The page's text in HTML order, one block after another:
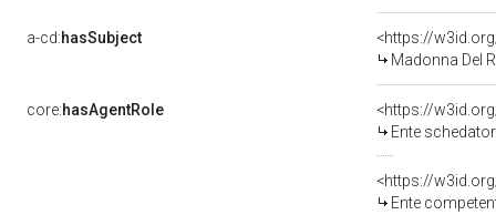
a-cd:hasSubject
<https://
Madonna Del
core:hasAgentRole
<https://
Ente
<https://
Ente competente per